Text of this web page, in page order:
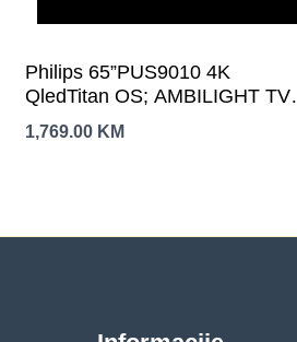
Philips 65”PUS9010 4K
QledTitan OS; AMBILIGHT TV;
144Hz;P5 Picture Engine; Dolby
Atmos i Vision
1,769.00 KM